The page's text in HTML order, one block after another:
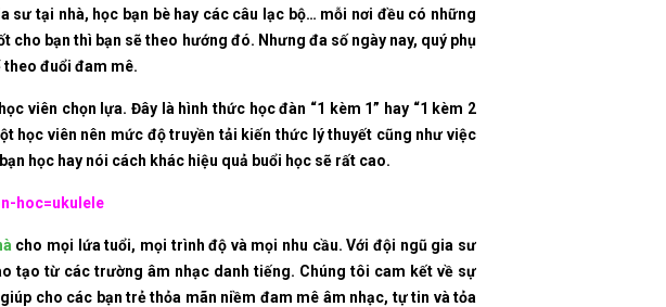
tại nhà, học bạn bè hay các câu lạc bộ… mỗi nơi đều có những
bạn thì bạn sẽ theo hướng đó. Nhưng đa số ngày nay, quý phụ
theo đuổi đam mê.
viên chọn lựa. Đây là hình thức học đàn “1 kèm 1” hay “1 kèm 2
học viên nên mức độ truyền tải kiến thức lý thuyết cũng như việc
học hay nói cách khác hiệu quả buổi học sẽ rất cao.
hoc=ukulele
cho mọi lứa tuổi, mọi trình độ và mọi nhu cầu. Với đội ngũ gia sư
tạo từ các trường âm nhạc danh tiếng. Chúng tôi cam kết về sự
cho các bạn trẻ thỏa mãn niềm đam mê âm nhạc, tự tin và tỏa